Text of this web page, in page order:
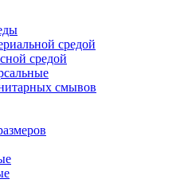
средой
средой
смывов